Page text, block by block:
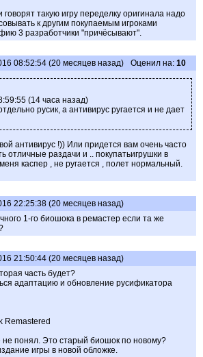
такую игру переделку оригинала надо
к другим покупаемым игроками
3 разработчики "причёсывают".
08:52:54 (20 месяцев назад) Оценил на: 10
(14 часа назад)
русик, а антивирус ругается и не дает
антивирус !)) Или придется вам очень часто
отличные раздачи и .. покупатьигрушки в
каспер , не ругается , полет нормальный.
22:25:38 (20 месяцев назад)
1-го биошока в ремастер если та же
21:50:44 (20 месяцев назад)
часть будет?
адаптацию и обновление русификатора
Remastered
не понял. Это старый биошок по новому?
игры в новой обложке.